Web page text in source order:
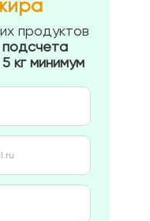
продуктов
кг минимум